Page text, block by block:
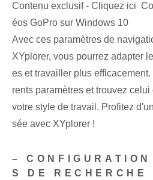
Contenu exclusif - Cliquez ici
éos GoPro sur Windows 10
Avec ces paramètres de
XYplorer, vous pourrez adapter
es et travailler plus
rents paramètres et trouvez
votre style de travail. Profitez
sée avec ​XYplorer !
– CONFIGURATION
S DE RECHERCHE